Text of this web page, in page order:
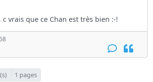
vrais que ce Chan est très bien :-!
1 pages